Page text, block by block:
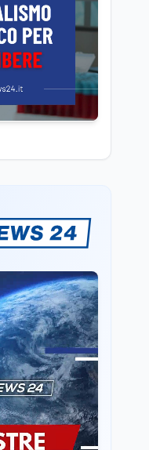
a Santa
capitolo
le Scuole”:
a Lerici
a Bangkok:
uccide
e i nonni
7 ago
ferie,
il 9
tra legge
e Rai. La
attesa a
per
il governo più
il settembre
705°
della morte
Poeta